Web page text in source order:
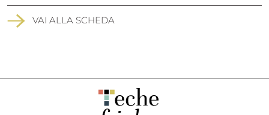
VAI ALLA SCHEDA